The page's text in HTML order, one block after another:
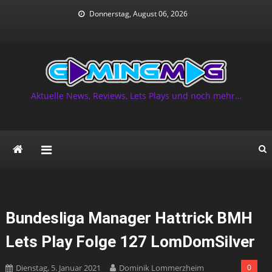
Donnerstag, August 06, 2026
Aktuelle News, Reviews, Lets Plays und noch mehr…
Bundesliga Manager Hattrick BMH
Lets Play Folge 127 LomDomSilver
Dienstag, 5. Januar 2021 Dominik Lommerzheim 0